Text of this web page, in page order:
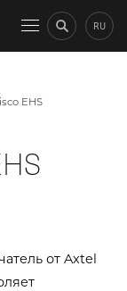
RU
EHS
от Axtel